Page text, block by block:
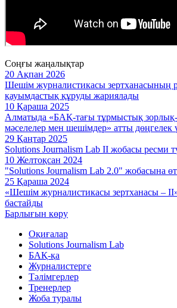
Соңғы жаңалықтар
20 Ақпан 2026
Шешім журналистикасы зертханасының
қауымдастық құруды жариялады
10 Қараша 2025
Алматыда «БАҚ-тағы тұрмыстық
мәселелер мен шешімдер» атты дөңгелек
29 Қаңтар 2025
Solutions Journalism Lab II жобасы ресми
10 Желтоқсан 2024
"Solutions Journalism Lab 2.0" жобасына
25 Қараша 2024
«Шешім журналистикасы зертханасы –
бастайды
Барлығын көру
Оқиғалар
Solutions Journalism Lab
БАҚ-қа
Журналистерге
Тәлімгерлер
Тренерлер
Жоба туралы